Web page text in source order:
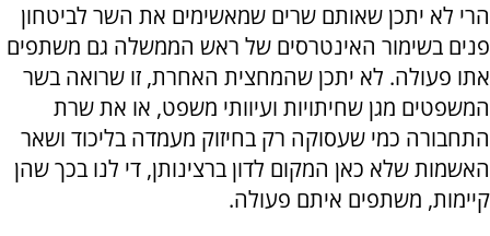
הרי לא יתכן שאותם שרים שמאשימים את השר לביטחון
פנים בשימור האינטרסים של ראש הממשלה גם משתפים
אתו פעולה. לא יתכן שהמחצית האחרת, זו שרואה בשר
המשפטים מגן שחיתויות ועיוותי משפט, או את שרת
התחבורה כמי שעסוקה רק בחיזוק מעמדה בליכוד ושאר
האשמות שלא כאן המקום לדון ברצינותן, די לנו בכך שהן
קיימות, משתפים איתם פעולה.